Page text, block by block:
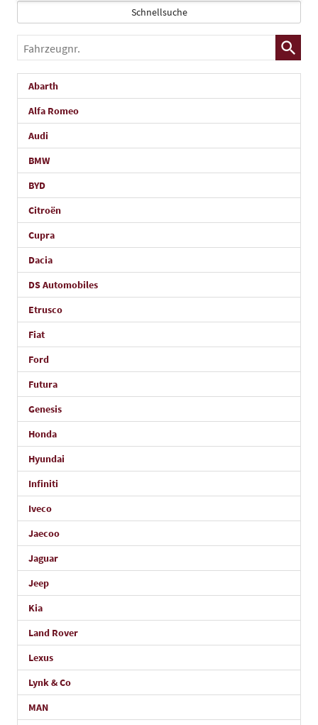
Schnellsuche
Fahrzeugnr.
Abarth
Alfa Romeo
Audi
BMW
BYD
Citroën
Cupra
Dacia
DS Automobiles
Etrusco
Fiat
Ford
Futura
Genesis
Honda
Hyundai
Infiniti
Iveco
Jaecoo
Jaguar
Jeep
Kia
Land Rover
Lexus
Lynk & Co
MAN